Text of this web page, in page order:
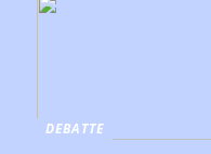
DEBATTE